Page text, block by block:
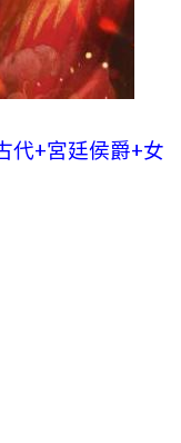
代+宮廷侯爵+女